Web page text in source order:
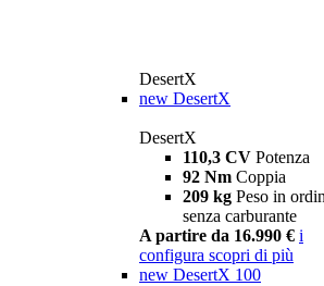
DesertX
new DesertX
DesertX
110,3 CV Potenza
92 Nm Coppia
209 kg Peso in
senza carburante
A partire da 16.990 € i
configura scopri di più
new DesertX 100